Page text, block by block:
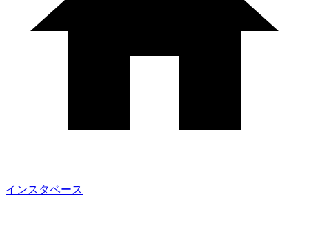
インスタベース